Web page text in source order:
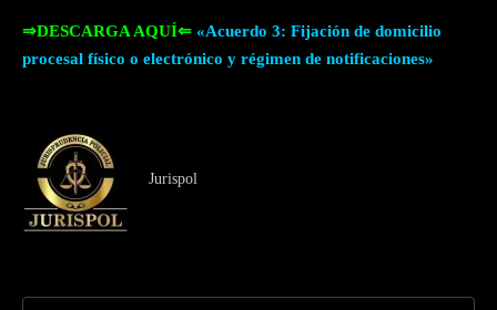
⇒DESCARGA AQUÍ⇐ «Acuerdo 3: Fijación de domicilio
procesal físico o electrónico y régimen de notificaciones»
Jurispol